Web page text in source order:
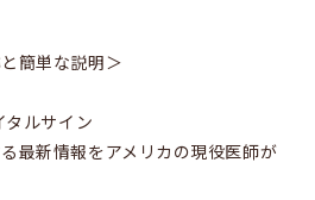
課題内容、成績集計表）
簡単な説明＞
タルサイン
最新情報をアメリカの現役医師が